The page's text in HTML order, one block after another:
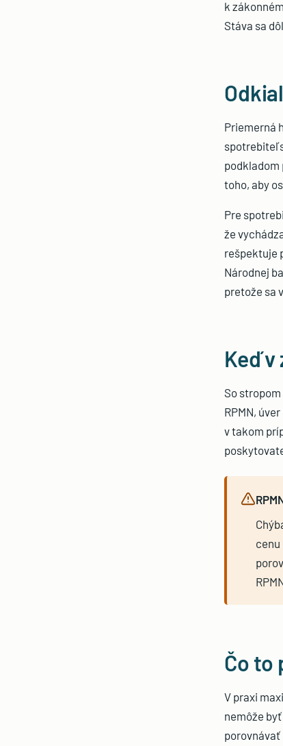
k
Stáva sa
Priemerná
podkladom
toho, aby
Pre
že
rešpektuje
Národnej
pretože sa
Keď v
So
RPMN,
v takom
cenu
Čo to
V praxi
nemôže
porovnávať